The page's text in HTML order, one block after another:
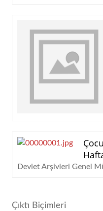
Devlet Arşivleri Genel
Çıktı Biçimleri